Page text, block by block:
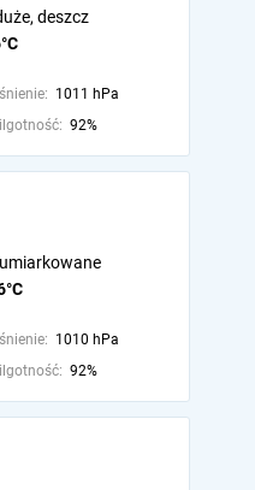
deszcz
1011 hPa
92%
1010 hPa
92%